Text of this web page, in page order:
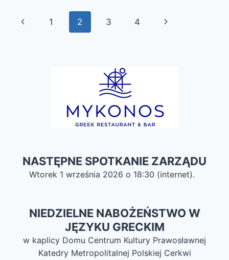
Nawigacja
Poprzednia
1 2 3 4
Następna
NASTĘPNE SPOTKANIE ZARZĄDU
Wtorek 1 września 2026 o 18:30 (internet).
NIEDZIELNE NABOŻEŃSTWO W
JĘZYKU GRECKIM
w kaplicy Domu Centrum Kultury Prawosławnej
Katedry Metropolitalnej Polskiej Cerkwi